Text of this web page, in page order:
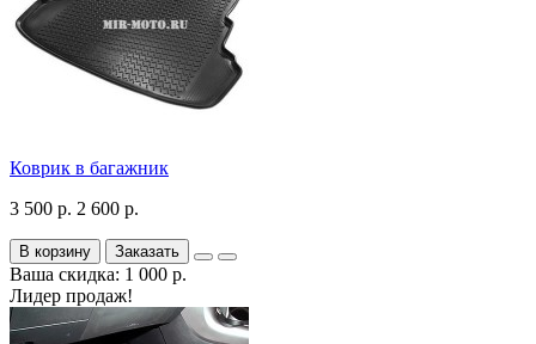
Коврик в багажник
3 500 р. 2 600 р.
В корзину Заказать
Ваша скидка: 1 000 р.
Лидер продаж!